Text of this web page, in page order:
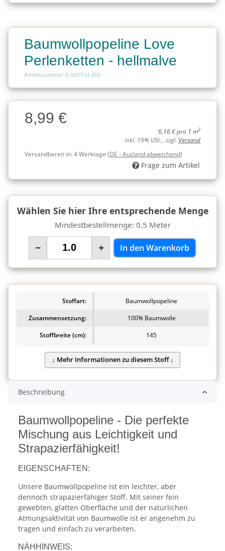
Baumwollpopeline Love
Perlenketten - hellmalve
Artikelnummer: E-V05534-005
Charge
Charge8,99 €
6,16 € pro 1 m2
inkl. 19% USt. , zzgl. Versand
Versandbereit in:4 Werktage (DE - Ausland abweichend)
Frage zum Artikel
Wählen Sie hier Ihre entsprechende Menge
Mindestbestellmenge: 0.5 Meter
− + In den Warenkorb
Stoffart:
Baumwollpopeline
Zusammensetzung:
100% Baumwolle
Stoffbreite (cm):
145
Beschreibung
Baumwollpopeline - Die perfekte
Mischung aus Leichtigkeit und
Strapazierfähigkeit!
EIGENSCHAFTEN:
Unsere Baumwollpopeline ist ein leichter, aber
dennoch strapazierfähiger Stoff. Mit seiner fein
gewebten, glatten Oberfläche und der natürlichen
Atmungsaktivität von Baumwolle ist er angenehm zu
tragen und einfach zu verarbeiten.
NÄHHINWEIS: